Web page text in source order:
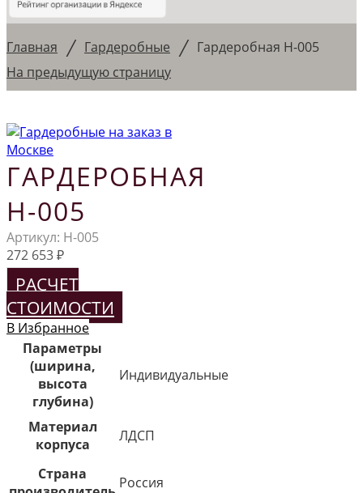
Главная / Гардеробные / Гардеробная Н-005
На предыдущую страницу
ГАРДЕРОБНАЯ
Н-005
Артикул: Н-005
272 653₽
РАСЧЕТ
СТОИМОСТИ
В Избранное
Параметры
(ширина,
высота
глубина)
Индивидуальные
Материал
корпуса
ЛДСП
Страна
Россия